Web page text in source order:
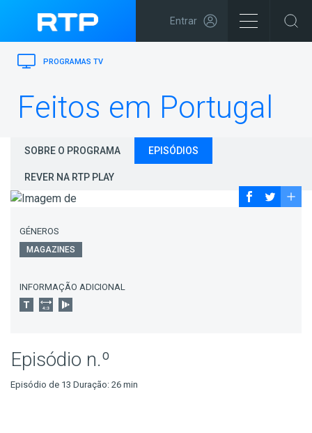
Entrar
PROGRAMAS TV
Feitos em Portugal
SOBRE O PROGRAMA EPISÓDIOS
REVER NA RTP PLAY
GÉNEROS
MAGAZINES
INFORMAÇÃO ADICIONAL
Episódio n.º
Episódio de 13 Duração: 26 min